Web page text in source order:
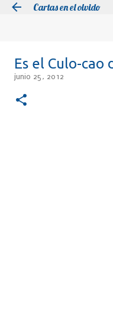
Cartas en el olvido
Es el Culo-cao
junio 25, 2012